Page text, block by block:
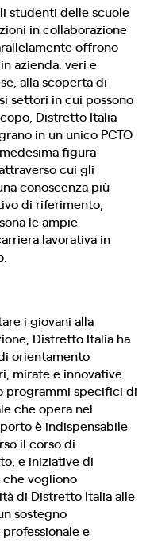
studenti delle scuole
in collaborazione
offrono
azienda: veri e
alla scoperta di
settori in cui possono
Distretto Italia
in un unico PCTO
figura
cui gli
conoscenza più
di riferimento,
le ampie
lavorativa in
i giovani alla
Distretto Italia ha
orientamento
mirate e innovative.
programmi specifici di
che opera nel
è indispensabile
il corso di
e iniziative di
vogliono
di Distretto Italia alle
sostegno
e